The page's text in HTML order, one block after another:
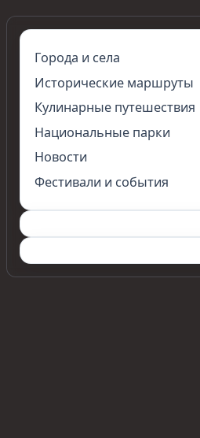
Города и села
Исторические маршруты
Кулинарные путешествия
Национальные парки
Новости
Фестивали и события